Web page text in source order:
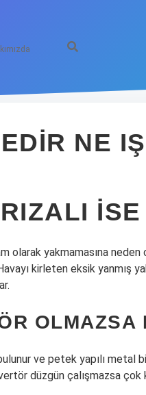
NE
olarak yakmamasına
kirleten eksik yanmış
OLMAZSA
ve petek yapılı metal
düzgün çalışmazsa